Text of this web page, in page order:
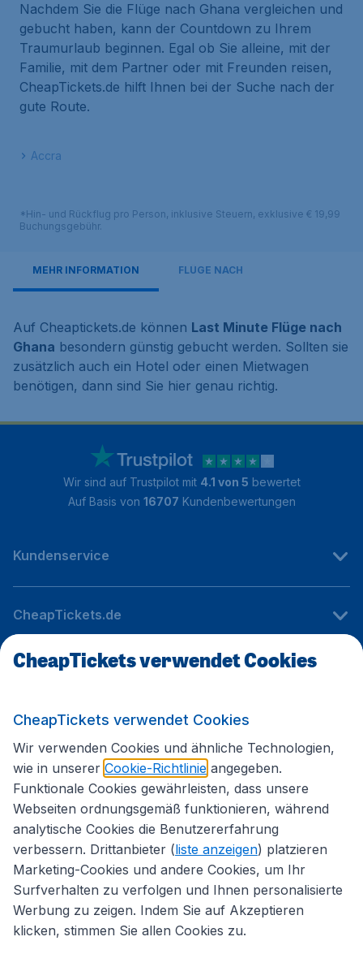
Nachdem Sie die Flüge nach Ghana vergleichen und
gebucht haben, kann der Countdown zu Ihrem
Traumurlaub beginnen. Egal ob Sie alleine, mit der
Familie, mit dem Partner oder mit Freunden reisen,
CheapTickets.de hilft Ihnen bei der Suche nach der
gute Route.
Accra
*Hin- und Rückflug pro Person, inklusive Steuern, exklusive € 19,99
Buchungsgebühr.
MEHR INFORMATION FLÜGE NACH
Auf Cheaptickets.de können Last Minute Flüge nach
Ghana besondern günstig gebucht werden. Sollten sie
zusätzlich auch ein Hotel oder einen Mietwagen
benötigen, dann sind Sie hier genau richtig.
Wir sind auf Trustpilot mit 4.1 von 5 bewertet
Auf Basis von 16707 Kundenbewertungen
Kundenservice
CheapTickets.de
Internationale Webseiten
Folgen Sie uns:
CheapTickets verwendet Cookies
CheapTickets verwendet Cookies
Wir verwenden Cookies und ähnliche Technologien,
wie in unserer Cookie-Richtlinie angegeben.
Funktionale Cookies gewährleisten, dass unsere
Webseiten ordnungsgemäß funktionieren, während
analytische Cookies die Benutzererfahrung
verbessern. Drittanbieter (liste anzeigen) platzieren
Marketing-Cookies und andere Cookies, um Ihr
Surfverhalten zu verfolgen und Ihnen personalisierte
Werbung zu zeigen. Indem Sie auf Akzeptieren
klicken, stimmen Sie allen Cookies zu.